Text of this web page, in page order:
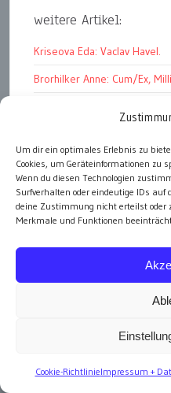
Um dir ein optimales Erlebnis zu
Cookies, um Geräteinformationen zu
Wenn du diesen Technologien
Surfverhalten oder eindeutige IDs auf
deine Zustimmung nicht erteilst oder
Merkmale und Funktionen
Cookie-RichtlinieImpressum +
weitere Artikel:
Kriseova Eda: Vaclav Havel.
Brorhilker Anne: Cum/Ex,
wir?
Müller Albrecht: Die
Arvay Clemens: Corona
Kohout Pavel: Ende der